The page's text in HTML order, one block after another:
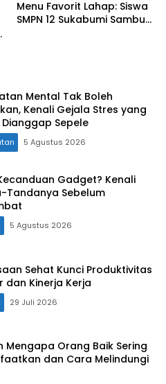
Menu Favorit Lahap: Siswa
SMPN 12 Sukabumi Sambut
Mental Tak Boleh
Kenali Gejala Stres yang
Dianggap Sepele
5 Agustus 2026
Gadget? Kenali
Tandanya Sebelum
5 Agustus 2026
Sehat Kunci Produktivitas
dan Kinerja Kerja
29 Juli 2026
Mengapa Orang Baik Sering
dan Cara Melindungi